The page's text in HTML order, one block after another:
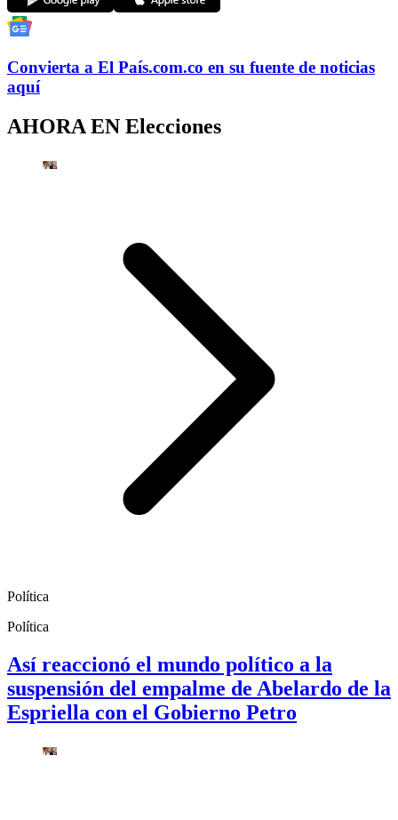
Convierta a El País.com.co en su fuente de noticias
aquí
AHORA EN Elecciones
Política
Política
Así reaccionó el mundo político a la
suspensión del empalme de Abelardo de la
Espriella con el Gobierno Petro